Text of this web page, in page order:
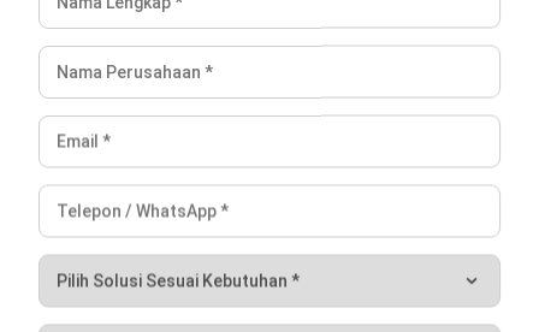
HashMicro berpegang pada standar editorial yang ketat
dan menggunakan sumber utama seperti regulasi
pemerintah, pedoman industri, serta publikasi terpercaya
untuk memastikan konten yang akurat dan relevan.
Pelajari lebih lanjut tentang cara kami menjaga
ketepatan, kelengkapan, dan objektivitas konten dengan
membaca
Panduan Editorial kami